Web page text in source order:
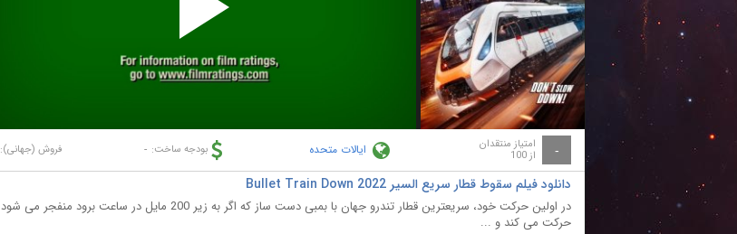
Play
Video
- امتیاز منتقدان
از 100 ایالات متحده بودجه ساخت: - فروش (جهانی):
دانلود فیلم سقوط قطار سریع السیر Bullet Train Down 2022
در اولین حرکت خود، سریعترین قطار تندرو جهان با بمبی دست ساز که اگر به زیر 200 مایل در ساعت برود منفجر می شود
حرکت می کند و ...